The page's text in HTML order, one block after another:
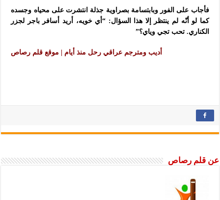
فأجاب على الفور وبابتسامة بصراوية جذلة انتشرت على محياه وجسده
كما لو أنّه لم ينتظر إلا هذا السؤال: “أي خويه، أريد أسافر باجر لجزر
الكناري. تحب تجي وياي؟”
أديب ومترجم عراقي رحل منذ أيام | موقع قلم رصاص
عن قلم رصاص